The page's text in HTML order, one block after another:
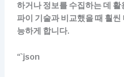
하거나 정보를 수집하는 데
파이 기술과 비교했을 때 훨
능하게 합니다.
“`json